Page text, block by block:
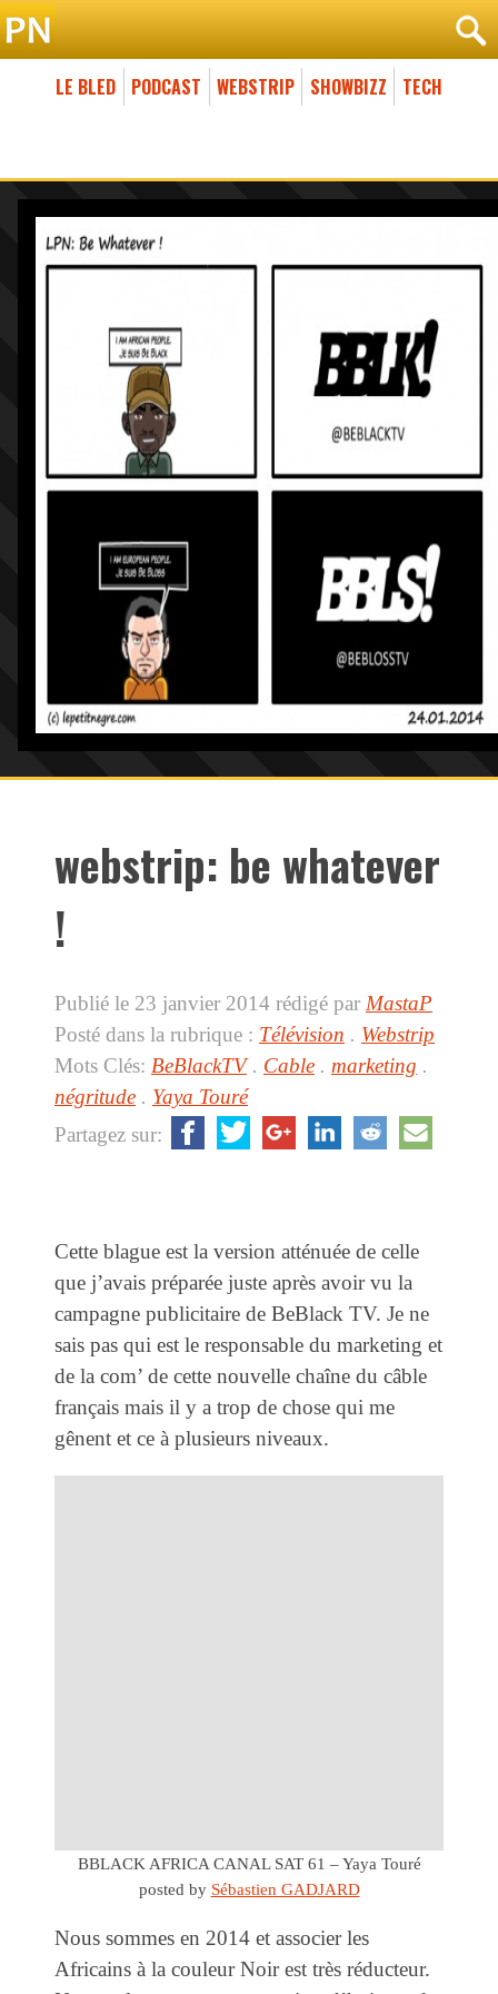
LE BLED PODCAST WEBSTRIP SHOWBIZZ TECH
webstrip: be whatever
!
Publié le 23 janvier 2014 rédigé par MastaP
Posté dans la rubrique : Télévision . Webstrip
Mots Clés: BeBlackTV. Cable . marketing .
négritude . Yaya Touré
Partagez sur:
Cette blague est la version atténuée de celle
que j’avais préparée juste après avoir vu la
campagne publicitaire de BeBlack TV. Je ne
sais pas qui est le responsable du marketing et
de la com’ de cette nouvelle chaîne du câble
français mais il y a trop de chose qui me
gênent et ce à plusieurs niveaux.
BBLACK AFRICA CANAL SAT 61 – Yaya Touré
posted by Sébastien GADJARD
Nous sommes en 2014 et associer les
Africains à la couleur Noir est très réducteur.